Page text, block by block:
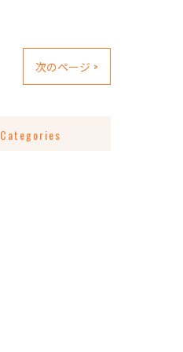
次のページ >
Categories